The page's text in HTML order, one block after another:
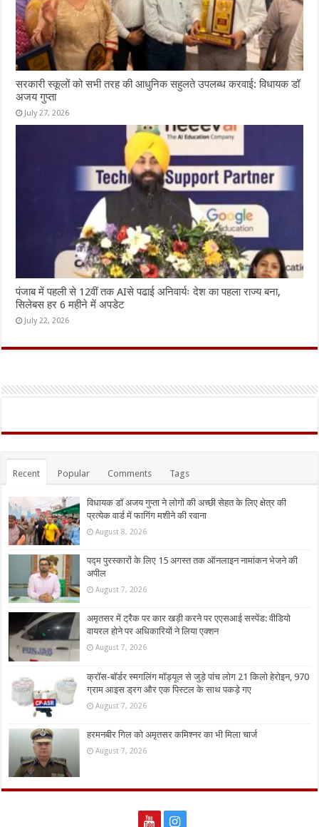
सरकारी स्कूलों को सभी तरह की आधुनिक सहुलते उपलब्ध करवाई: विधायक डॉ
अजय गुप्ता
July 27, 2026
पंजाब में पहली से 12वीं तक AIसे पढाई अनिवार्यः देश का पहला राज्य बना,
सिलेबस हर 6 महीने में अपडेट
July 22, 2026
Recent Popular Comments Tags
विधायक डॉ अजय गुप्ता ने लोगों की अच्छी सेहत के लिए क्षेत्र की
प्रत्येक वार्ड में फागिंग मशीने की रवाना
August 8, 2026
पद्म पुरस्कारों के लिए 15 अगस्त तक ऑनलाइन नामांकन भेजने की
अपील
August 7, 2026
अमृतसर में ट्रैक पर कार खड़ी करने पर एएसआई सस्पेंड: वीडियो
वायरल होने पर अधिकारियों ने लिया एक्शन
August 7, 2026
क्रॉस-बॉर्डर स्मगलिंग मॉड्यूल से जुड़े पांच लोग 21 किलो हेरोइन, 970
ग्राम आइस ड्रग और एक पिस्टल के साथ पकड़े गए
August 7, 2026
हरमनबीर गिल को अमृतसर कमिश्नर का भी मिला चार्ज
August 7, 2026